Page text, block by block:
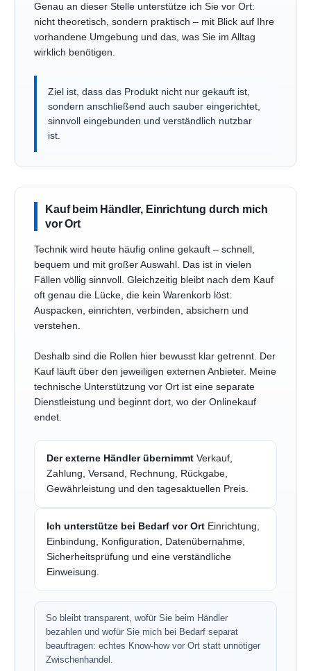
Genau an dieser Stelle unterstütze ich Sie vor Ort:
nicht theoretisch, sondern praktisch – mit Blick auf Ihre
vorhandene Umgebung und das, was Sie im Alltag
wirklich benötigen.
Ziel ist, dass das Produkt nicht nur gekauft ist,
sondern anschließend auch sauber eingerichtet,
sinnvoll eingebunden und verständlich nutzbar
ist.
Kauf beim Händler, Einrichtung durch mich
vor Ort
Technik wird heute häufig online gekauft – schnell,
bequem und mit großer Auswahl. Das ist in vielen
Fällen völlig sinnvoll. Gleichzeitig bleibt nach dem Kauf
oft genau die Lücke, die kein Warenkorb löst:
Auspacken, einrichten, verbinden, absichern und
verstehen.
Deshalb sind die Rollen hier bewusst klar getrennt. Der
Kauf läuft über den jeweiligen externen Anbieter. Meine
technische Unterstützung vor Ort ist eine separate
Dienstleistung und beginnt dort, wo der Onlinekauf
endet.
Der externe Händler übernimmt Verkauf,
Zahlung, Versand, Rechnung, Rückgabe,
Gewährleistung und den tagesaktuellen Preis.
Ich unterstütze bei Bedarf vor Ort Einrichtung,
Einbindung, Konfiguration, Datenübernahme,
Sicherheitsprüfung und eine verständliche
Einweisung.
So bleibt transparent, wofür Sie beim Händler
bezahlen und wofür Sie mich bei Bedarf separat
beauftragen: echtes Know-how vor Ort statt unnötiger
Zwischenhandel.